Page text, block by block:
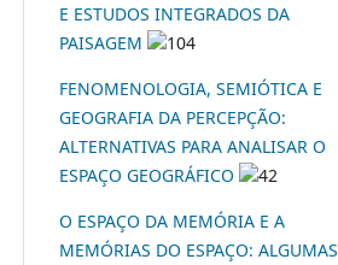
E ESTUDOS INTEGRADOS DA
PAISAGEM
104
FENOMENOLOGIA, SEMIÓTICA E
GEOGRAFIA DA PERCEPÇÃO:
ALTERNATIVAS PARA ANALISAR O
ESPAÇO GEOGRÁFICO
42
O ESPAÇO DA MEMÓRIA E A
MEMÓRIAS DO ESPAÇO: ALGUMAS